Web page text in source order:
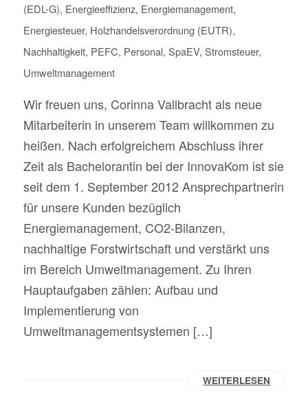
(EDL-G), Energieeffizienz, Energiemanagement,
Energiesteuer, Holzhandelsverordnung (EUTR),
Nachhaltigkeit, PEFC, Personal, SpaEV, Stromsteuer,
Umweltmanagement
Wir freuen uns, Corinna Vallbracht als neue
Mitarbeiterin in unserem Team willkommen zu
heißen. Nach erfolgreichem Abschluss ihrer
Zeit als Bachelorantin bei der InnovaKom ist sie
seit dem 1. September 2012 Ansprechpartnerin
für unsere Kunden bezüglich
Energiemanagement, CO2-Bilanzen,
nachhaltige Forstwirtschaft und verstärkt uns
im Bereich Umweltmanagement. Zu Ihren
Hauptaufgaben zählen: Aufbau und
Implementierung von
Umweltmanagementsystemen […]
WEITERLESEN